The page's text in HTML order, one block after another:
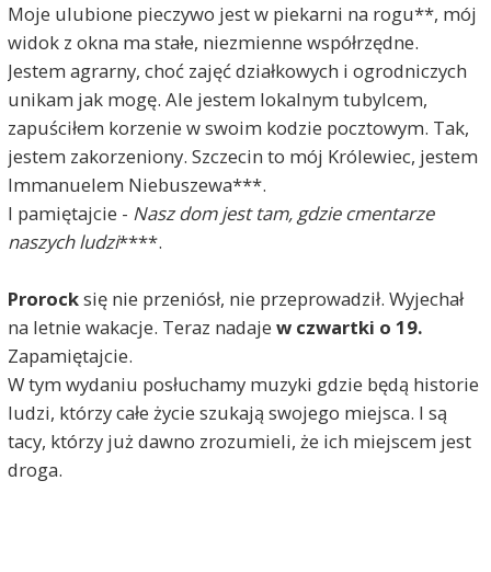
Moje ulubione pieczywo jest w piekarni na rogu**, mój
widok z okna ma stałe, niezmienne współrzędne.
Jestem agrarny, choć zajęć działkowych i ogrodniczych
unikam jak mogę. Ale jestem lokalnym tubylcem,
zapuściłem korzenie w swoim kodzie pocztowym. Tak,
jestem zakorzeniony. Szczecin to mój Królewiec, jestem
Immanuelem Niebuszewa***.
I pamiętajcie - Nasz dom jest tam, gdzie cmentarze
naszych ludzi****.
Prorocksię nie przeniósł, nie przeprowadził. Wyjechał
na letnie wakacje. Teraz nadaje w czwartki o 19.
Zapamiętajcie.
W tym wydaniu posłuchamy muzyki gdzie będą historie
ludzi, którzy całe życie szukają swojego miejsca. I są
tacy, którzy już dawno zrozumieli, że ich miejscem jest
droga.